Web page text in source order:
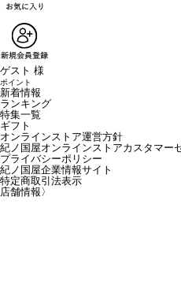
ゲスト 様
ポイント
新着情報
ランキング
特集一覧
ギフト
オンラインストア運営方針
紀ノ国屋オンラインストアカスタマー
プライバシーポリシー
紀ノ国屋企業情報サイト
特定商取引法表示
店舗情報 〉